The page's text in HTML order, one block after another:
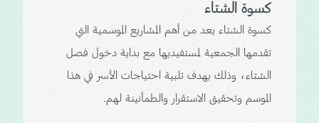
كسوة الشتاء
كسوة الشتاء يعد من أهم المشاريع الموسمية التي
تقدمها الجمعية لمستفيديها مع بداية دخول فصل
الشتاء، وذلك بهدف تلبية احتياجات الأسر في هذا
الموسم وتحقيق الاستقرار والطمأنينة لهم.